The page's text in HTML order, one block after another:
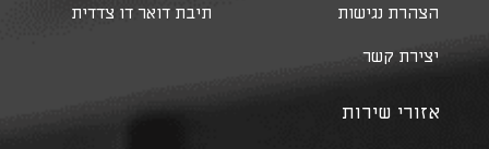
הצהרת נגישות
יצירת קשר
תיבת דואר דו צדדית
אזורי שירות